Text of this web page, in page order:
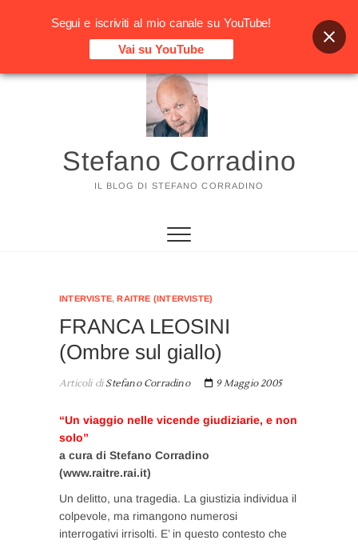
Vai
Stefano Corradino
IL BLOG DI STEFANO CORRADINO
INTERVISTE,RAITRE (INTERVISTE)
FRANCA LEOSINI
(Ombre sul giallo)
Articoli diStefano Corradino 9 Maggio 2005
“Un viaggio nelle vicende giudiziarie, e non
solo”
a cura di Stefano Corradino
(www.raitre.rai.it)
Un delitto, una tragedia. La giustizia individua il
colpevole, ma rimangono numerosi
interrogativi irrisolti. E’ in questo contesto che
Segui e iscriviti al mio canale su YouTube!
Vai su YouTube